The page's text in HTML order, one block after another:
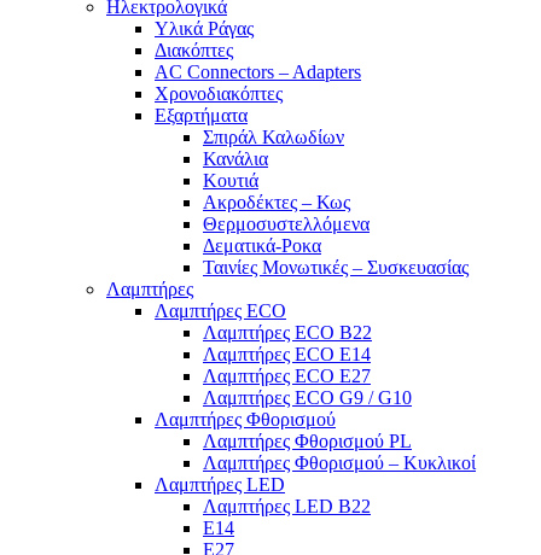
Ηλεκτρολογικά
Υλικά Ράγας
Διακόπτες
AC Connectors – Adapters
Χρονοδιακόπτες
Εξαρτήματα
Σπιράλ Καλωδίων
Κανάλια
Κουτιά
Ακροδέκτες – Κως
Θερμοσυστελλόμενα
Δεματικά-Ροκα
Ταινίες Μονωτικές – Συσκευασίας
Λαμπτήρες
Λαμπτήρες ECO
Λαμπτήρες ECO B22
Λαμπτήρες ECO E14
Λαμπτήρες ECO E27
Λαμπτήρες ECO G9 / G10
Λαμπτήρες Φθορισμού
Λαμπτήρες Φθορισμού PL
Λαμπτήρες Φθορισμού – Κυκλικοί
Λαμπτήρες LED
Λαμπτήρες LED B22
E14
E27